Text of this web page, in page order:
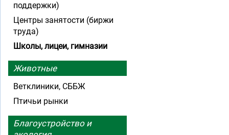
поддержки)
Центры занятости (биржи
труда)
Школы, лицеи, гимназии
Животные
Ветклиники, СББЖ
Птичьи рынки
Благоустройство и